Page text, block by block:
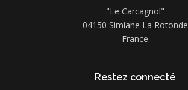
"Le Carcagnol"
04150 Simiane La Rotonde
France
Restez connecté